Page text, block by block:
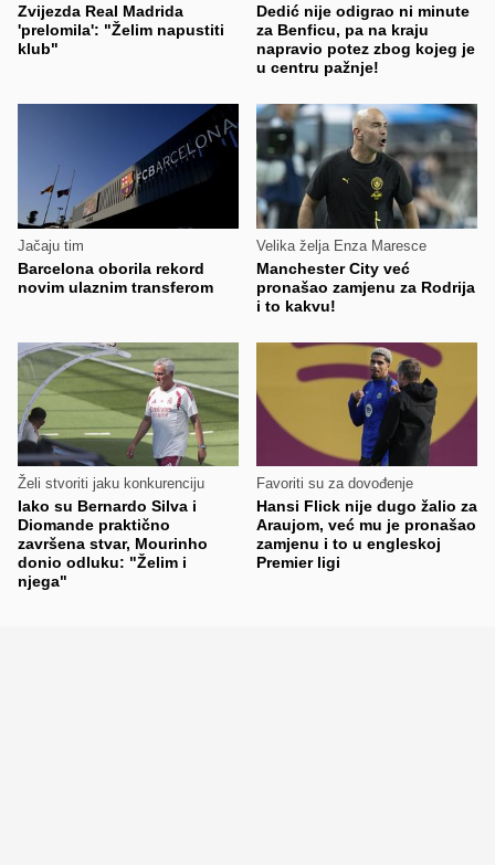
Zvijezda Real Madrida
'prelomila': "Želim napustiti
klub"
Dedić nije odigrao ni minute
za Benficu, pa na kraju
napravio potez zbog kojeg je
u centru pažnje!
Jačaju tim
Barcelona oborila rekord
novim ulaznim transferom
Velika želja Enza Maresce
Manchester City već
pronašao zamjenu za Rodrija
i to kakvu!
Želi stvoriti jaku konkurenciju
Iako su Bernardo Silva i
Diomande praktično
završena stvar, Mourinho
donio odluku: "Želim i
njega"
Favoriti su za dovođenje
Hansi Flick nije dugo žalio za
Araujom, već mu je pronašao
zamjenu i to u engleskoj
Premier ligi